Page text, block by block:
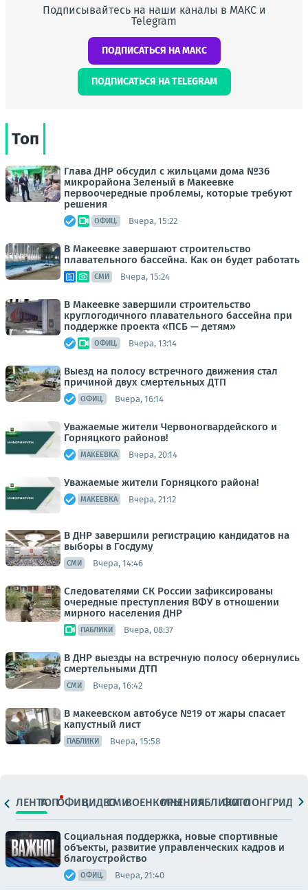
Подписывайтесь на наши каналы в МАКС и
Telegram
ПОДПИСАТЬСЯ НА МАКС
ПОДПИСАТЬСЯ НА TELEGRAM
Топ
Глава ДНР обсудил с жильцами дома №36
микрорайона Зеленый в Макеевке
первоочередные проблемы, которые требуют
решения
ОФИЦ. Вчера, 15:22
В Макеевке завершают строительство
плавательного бассейна. Как он будет работать
СМИ Вчера, 15:24
В Макеевке завершили строительство
круглогодичного плавательного бассейна при
поддержке проекта «ПСБ — детям»
ОФИЦ. Вчера, 13:14
Выезд на полосу встречного движения стал
причиной двух смертельных ДТП
ОФИЦ. Вчера, 16:14
Уважаемые жители Червоногвардейского и
Горняцкого районов!
МАКЕЕВКА Вчера, 20:14
Уважаемые жители Горняцкого района!
МАКЕЕВКА Вчера, 21:12
В ДНР завершили регистрацию кандидатов на
выборы в Госдуму
СМИ Вчера, 14:46
Следователями СК России зафиксированы
очередные преступления ВФУ в отношении
мирного населения ДНР
ПАБЛИКИ Вчера, 08:37
В ДНР выезды на встречную полосу обернулись
смертельными ДТП
СМИ Вчера, 16:42
В макеевском автобусе №19 от жары спасает
капустный лист
ПАБЛИКИ Вчера, 15:58
ЛЕНТАТОПОФИЦ.ВИДЕОСМИВОЕНКОРЫМНЕНИЯПАБЛИКИ
ФОТОЛОНГРИДЫ
Социальная поддержка, новые спортивные
объекты, развитие управленческих кадров и
благоустройство
ОФИЦ. Вчера, 21:40